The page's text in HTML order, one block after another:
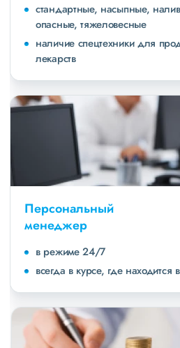
стандартные, насыпные,
опасные, тяжеловесные
наличие спецтехники для
лекарств
Персональный
менеджер
в режиме 24/7
всегда в курсе, где находится